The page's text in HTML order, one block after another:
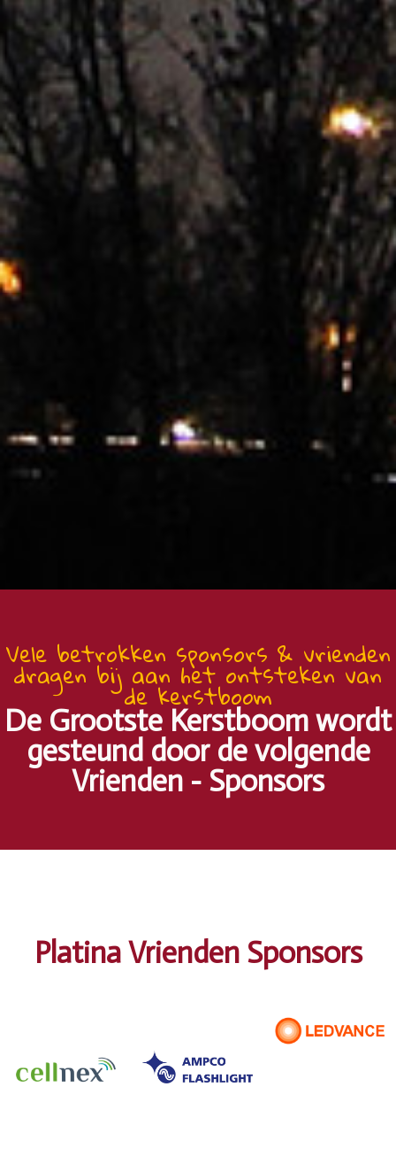
Vele betrokken sponsors & vrienden
dragen bij aan het ontsteken van
de kerstboom
De Grootste Kerstboom wordt
gesteund door de volgende
Vrienden - Sponsors
Platina Vrienden Sponsors